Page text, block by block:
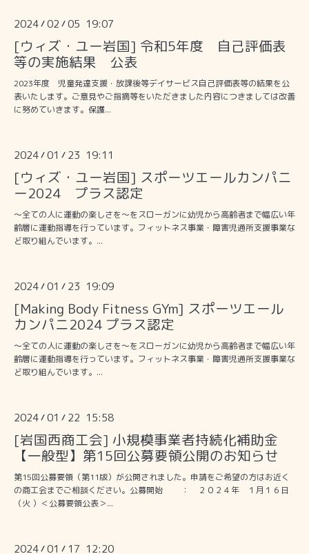
2024/02 /05 19:07
[ウィズ・ユー岩国] 令和5年度 自己評価表
等の実施結果 公表
2023年度 児童発達支援・放課後等デイサービス自己評価表等の結果を公
表いたします。ご意見やご指摘等をいただきました内容につきましては改善
に努めていきます。保護...
2024/01 / 23 19:11
[ウィズ・ユー岩国] スポーツエールカンパニ
ー2024 プラス認定
〜全ての人に運動の楽しさを〜をスローガンに幼児から高齢者まで幅広い年
齢層に運動指導を行っています。フィットネス事業・障害児通所支援事業な
ど取り組んでいます。...
2024/01 / 23 19:09
[Making Body Fitness GYm] スポーツエール
カンパニ2024 プラス認定
〜全ての人に運動の楽しさを〜をスローガンに幼児から高齢者まで幅広い年
齢層に運動指導を行っています。フィットネス事業・障害児通所支援事業な
ど取り組んでいます。...
2024/01 / 22 15:58
[岩国西商工会] 小規模事業者持続化補助金
【一般型】第15回公募要領公開のお知らせ
第15回公募要領（第11版）が公開されました。申請をご希望の方はお近く
の商工会までご相談ください。公募開始 ： ２０２４年 １月１６日
（火 ）＜公募要領公表＞...
2024/01 / 17 12:20